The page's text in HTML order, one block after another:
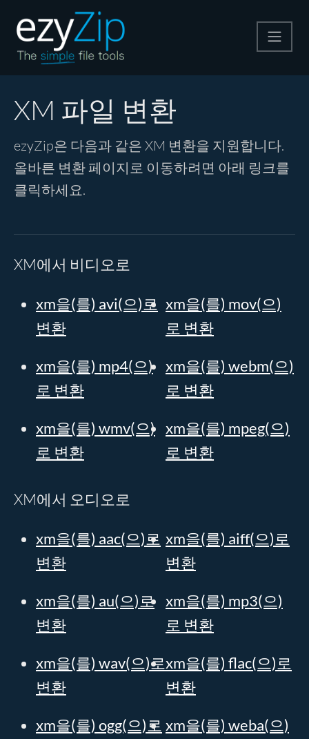
XM 파일 변환
ezyZip은 다음과 같은 XM 변환을 지원합니다.
올바른 변환 페이지로 이동하려면 아래 링크를
클릭하세요.
XM에서 비디오로
xm을(를) avi(으)로
변환
xm을(를) mov(으)
로 변환
xm을(를) mp4(으)
로 변환
xm을(를) webm(으)
로 변환
xm을(를) wmv(으)
로 변환
xm을(를) mpeg(으)
로 변환
XM에서 오디오로
xm을(를) aac(으)로
변환
xm을(를) aiff(으)로
변환
xm을(를) au(으)로
변환
xm을(를) mp3(으)
로 변환
xm을(를) wav(으)로
변환
xm을(를) flac(으)로
변환
xm을(를) ogg(으)로 xm을(를) weba(으)